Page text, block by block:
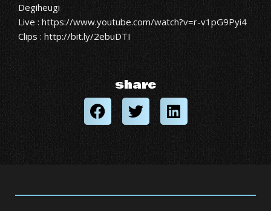
Degiheugi
Live : https://www.youtube.com/watch?v=r-v1pG9Pyi4
Clips : http://bit.ly/2ebuDTI
share